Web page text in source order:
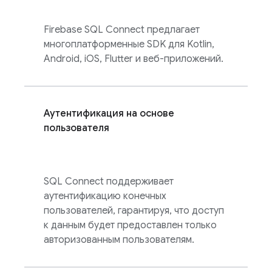
Firebase SQL Connect предлагает
многоплатформенные SDK для Kotlin,
Android, iOS, Flutter и веб-приложений.
Аутентификация на основе
пользователя
SQL Connect поддерживает
аутентификацию конечных
пользователей, гарантируя, что доступ
к данным будет предоставлен только
авторизованным пользователям.